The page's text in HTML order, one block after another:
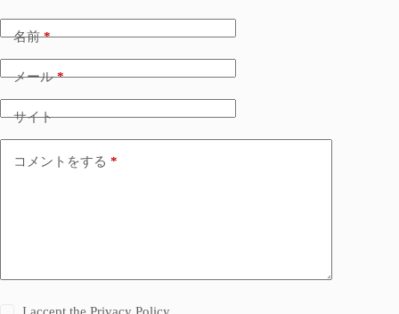
名前*
メール*
サイト
コメントをする *